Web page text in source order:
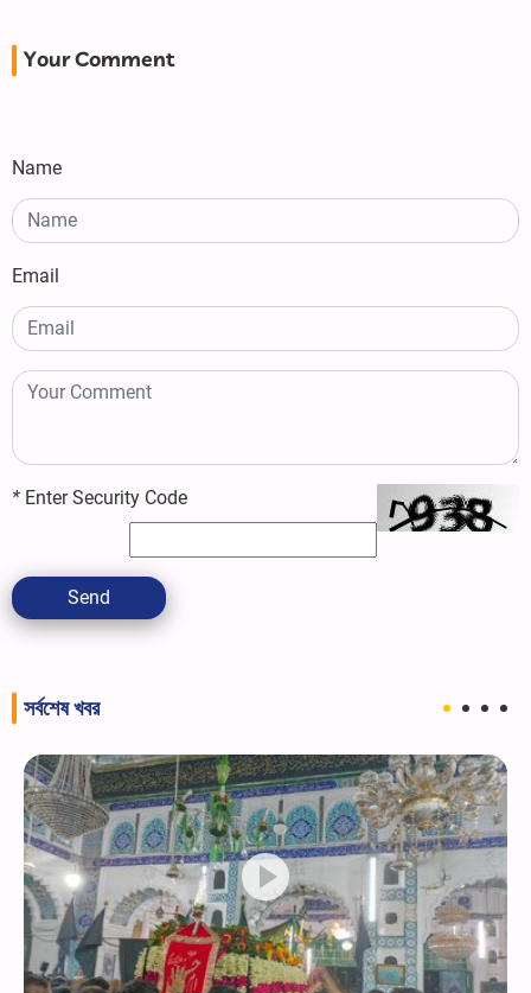
Your Comment
Name
Email
* Enter Security Code
Send
সর্বশেষ খবর